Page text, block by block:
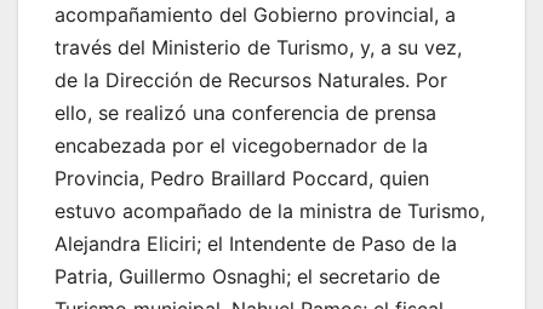
acompañamiento del Gobierno provincial, a
través del Ministerio de Turismo, y, a su vez,
de la Dirección de Recursos Naturales. Por
ello, se realizó una conferencia de prensa
encabezada por el vicegobernador de la
Provincia, Pedro Braillard Poccard, quien
estuvo acompañado de la ministra de Turismo,
Alejandra Eliciri; el Intendente de Paso de la
Patria, Guillermo Osnaghi; el secretario de